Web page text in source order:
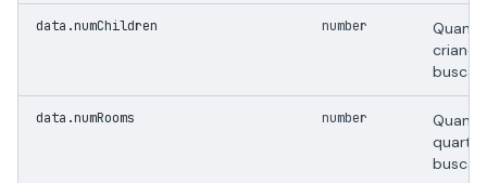
data.numChildren number
busca.
data.numRooms number
busca.